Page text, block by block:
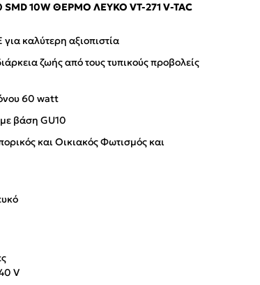
SMD 10W ΘΕΡΜΌ ΛΕΥΚΌ VT-271 V-TAC
καλύτερη αξιοπιστία
ζωής από τους τυπικούς προβολείς
60 watt
βάση GU10
και Οικιακός Φωτισμός και
V